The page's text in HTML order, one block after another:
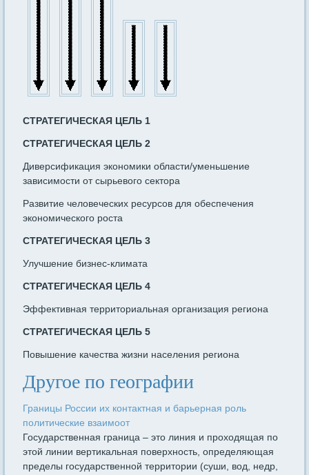
СТРАТЕГИЧЕСКАЯ ЦЕЛЬ 1
СТРАТЕГИЧЕСКАЯ ЦЕЛЬ 2
Диверсификация экономики области/уменьшение
зависимости от сырьевого сектора
Развитие человеческих ресурсов для обеспечения
экономического роста
СТРАТЕГИЧЕСКАЯ ЦЕЛЬ 3
Улучшение бизнес-климата
СТРАТЕГИЧЕСКАЯ ЦЕЛЬ 4
Эффективная территориальная организация региона
СТРАТЕГИЧЕСКАЯ ЦЕЛЬ 5
Повышение качества жизни населения региона
Другое по географии
Границы России их контактная и барьерная роль
политические взаимоот
Государственная граница – это линия и проходящая по
этой линии вертикальная поверхность, определяющая
пределы государственной территории (суши, вод, недр,